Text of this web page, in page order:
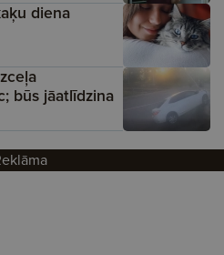
diena
būs jāatlīdzina